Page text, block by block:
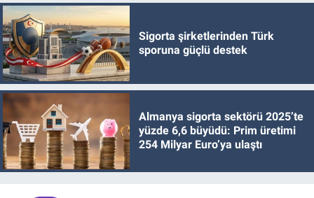
Sigorta şirketlerinden Türk
sporuna güçlü destek
Almanya sigorta sektörü 2025’te
yüzde 6,6 büyüdü: Prim üretimi
254 Milyar Euro’ya ulaştı